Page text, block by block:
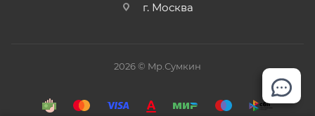
г. Москва
2026 © Mр.Сумкин